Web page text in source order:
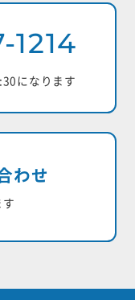
1214
になります
わせ